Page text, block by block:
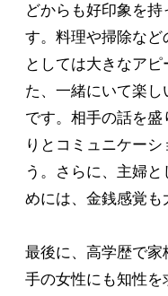
どからも好印象を
す。料理や掃除な
としては大きなア
た、一緒にいて楽
です。相手の話を
りとコミュニケー
う。さらに、主婦
めには、金銭感覚も
最後に、高学歴で
手の女性にも知性